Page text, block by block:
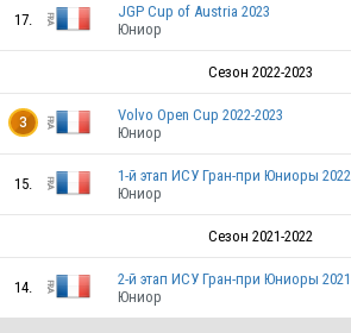
17.
JGP Cup of Austria 2023
Юниор
Сезон 2022-2023
3
Volvo Open Cup 2022-2023
Юниор
15.
1-й этап ИСУ Гран-при Юниоры 2022
Юниор
Сезон 2021-2022
14.
2-й этап ИСУ Гран-при Юниоры 2021
Юниор